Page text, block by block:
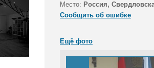
Место: Россия,
Сообщить об ошибке
Ещё фото